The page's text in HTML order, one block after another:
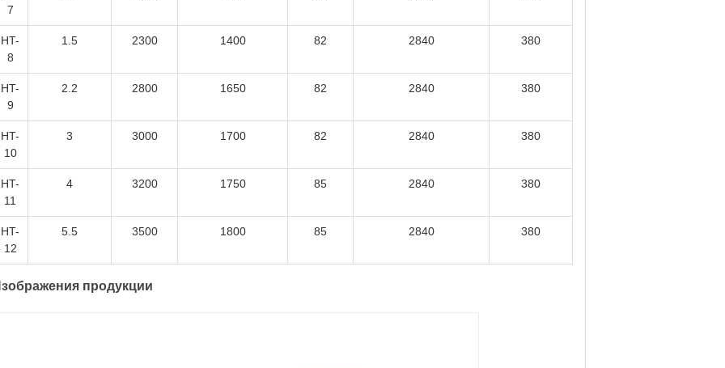
7
HT-
8
1.5 2300 1400 82 2840 380
HT-
9
2.2 2800 1650 82 2840 380
HT-
10
3 3000 1700 82 2840 380
HT-
11
4 3200 1750 85 2840 380
HT-
12
5.5 3500 1800 85 2840 380
продукции